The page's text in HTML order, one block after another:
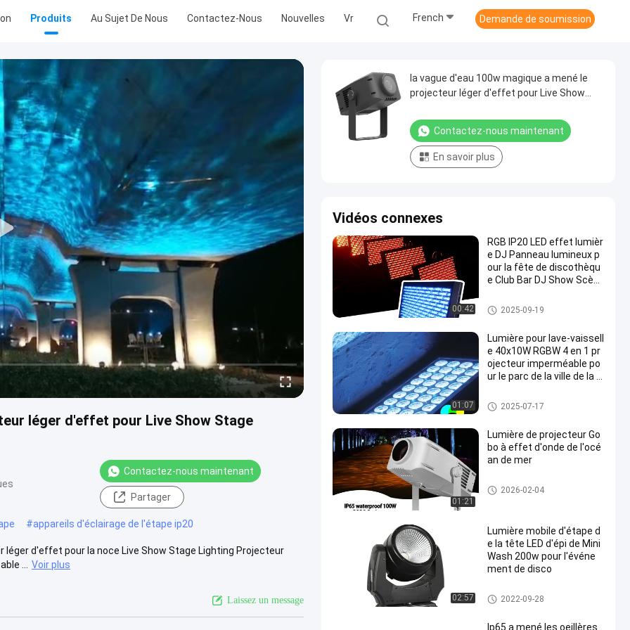
Produits Au Sujet De Nous Contactez-Nous Nouvelles Vr French Demande de soumission
léger d'effet pour Live Show Stage
Contactez-nous maintenant
Partager
#appareils d'éclairage de l'étape ip20
d'effet pour la noce Live Show Stage Lighting Projecteur
...
Voir plus
Laissez un message
la vague d'eau 100w magique a mené le
projecteur léger d'effet pour Live Show
Contactez-nous maintenant
En savoir plus
Vidéos connexes
00:42
RGB IP20 LED effet lumièr
e DJ Panneau lumineux p
our la fête de discothèqu
e Club Bar DJ Show Scèn
Lumière d'effet de l'étape LED
2025-09-19
01:07
Lumière pour lave-vaissell
e 40x10W RGBW 4 en 1 pr
ojecteur imperméable po
ur le parc de la ville de la s
minium
Lumière d'effet de l'étape LED
2025-07-17
01:21
Lumière de projecteur Go
bo à effet d'onde de l'océ
an de mer
Lumière d'effet de l'étape LED
2026-02-04
02:57
Lumière mobile d'étape d
e la tête LED d'épi de Mini
Wash 200w pour l'événe
ment de disco
Lumière d'étape de LED
2022-09-28
Ip65 a mené les oeillères